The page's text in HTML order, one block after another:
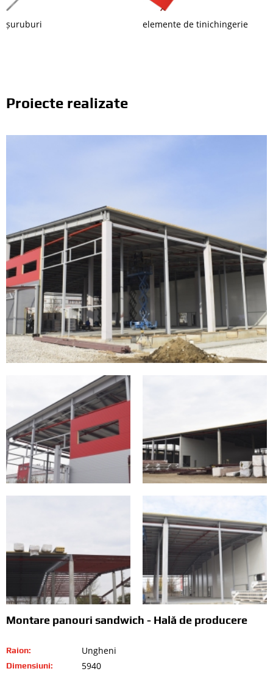
șuruburi elemente de tinichingerie
Proiecte realizate
Montare panouri sandwich - Hală de producere
Raion: Ungheni
Dimensiuni: 5940